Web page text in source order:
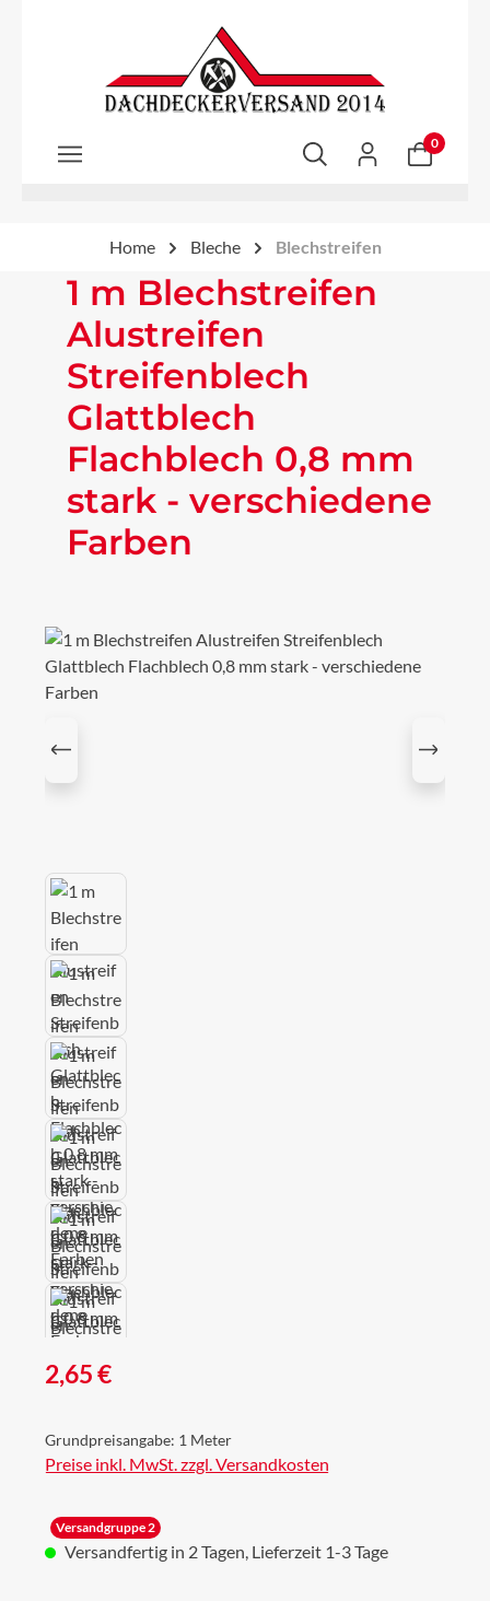
Zum Hauptinhalt springen
0
Home Bleche Blechstreifen
1 m Blechstreifen
Alustreifen
Streifenblech
Glattblech
Flachblech 0,8 mm
stark - verschiedene
Farben
Bildergalerie überspringen
Regulärer Preis:
2,65 €
Grundpreisangabe: 1 Meter
Preise inkl. MwSt. zzgl. Versandkosten
Versandgruppe 2
Versandfertig in 2 Tagen, Lieferzeit 1-3 Tage